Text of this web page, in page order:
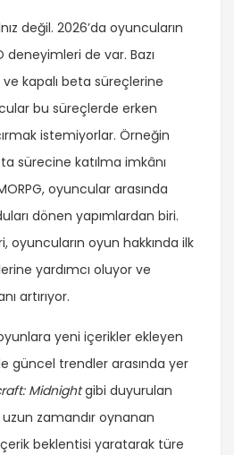
değil. 2026’da oyuncuların
deneyimleri de var. Bazı
kapalı beta süreçlerine
bu süreçlerde erken
istemiyorlar. Örneğin
sürecine katılma imkânı
oyuncular arasında
dönen yapımlardan biri.
oyuncuların oyun hakkında ilk
yardımcı oluyor ve
artırıyor.
yeni içerikler ekleyen
güncel trendler arasında yer
Midnightgibi duyurulan
zamandır oynanan
beklentisi yaratarak türe